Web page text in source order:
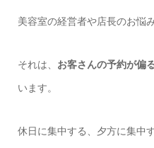
美容室の経営者や店長のお悩
それは、 お客さんの予約が偏
います。
休日に集中する、夕方に集中